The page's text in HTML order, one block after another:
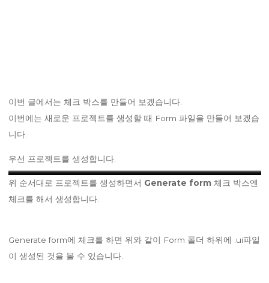
이번 글에서는 체크 박스를 만들어 보겠습니다.
이번에는 새로운 프로젝트를 생성할 때 Form 파일을 만들어 보겠습
니다.
우선 프로젝트를 생성합니다.
Qt Widgets Application을 선택 프로젝트 명과 경로 입력
qmake 선택
QWidget 선택, Generate form
none 선택 MinGW 선택
none 선택
위 순서대로 프로젝트를 생성하면서 Generate form 체크 박스엔
체크를 해서 생성합니다.
Generate form에 체크를 하면 위와 같이 Form 폴더 하위에 .ui파일
이 생성된 것을 볼 수 있습니다.